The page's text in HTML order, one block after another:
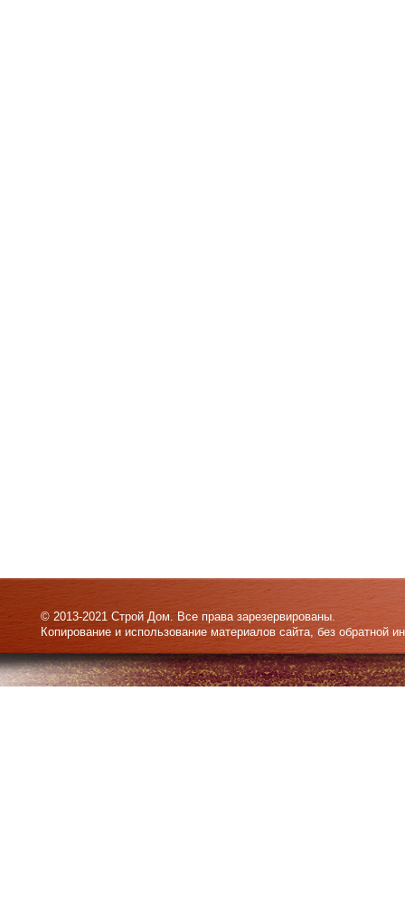
© 2013-2021 Строй Дом. Все права зарезервированы.
Копирование и использование материалов сайта, без обратной